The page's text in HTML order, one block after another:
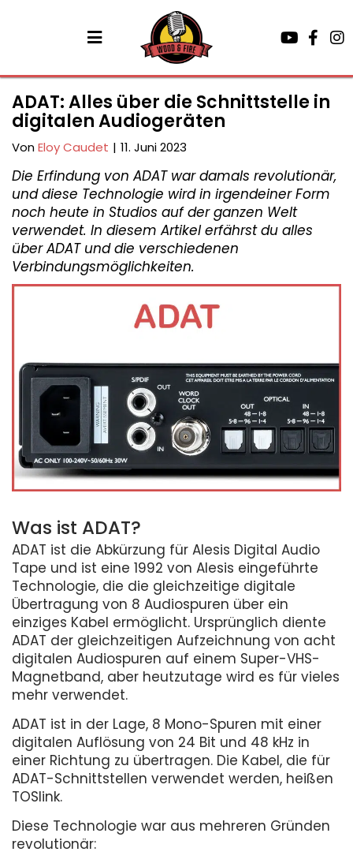
ADAT: Alles über die Schnittstelle in
digitalen Audiogeräten
VonEloy Caudet | 11. Juni 2023
Die Erfindung von ADAT war damals revolutionär,
und diese Technologie wird in irgendeiner Form
noch heute in Studios auf der ganzen Welt
verwendet. In diesem Artikel erfährst du alles
über ADAT und die verschiedenen
Verbindungsmöglichkeiten.
Was ist ADAT?
ADAT ist die Abkürzung für Alesis Digital Audio
Tape und ist eine 1992 von Alesis eingeführte
Technologie, die die gleichzeitige digitale
Übertragung von 8 Audiospuren über ein
einziges Kabel ermöglicht. Ursprünglich diente
ADAT der gleichzeitigen Aufzeichnung von acht
digitalen Audiospuren auf einem Super-VHS-
Magnetband, aber heutzutage wird es für vieles
mehr verwendet.
ADAT ist in der Lage, 8 Mono-Spuren mit einer
digitalen Auflösung von 24 Bit und 48 kHz in
einer Richtung zu übertragen. Die Kabel, die für
ADAT-Schnittstellen verwendet werden, heißen
TOSlink.
Diese Technologie war aus mehreren Gründen
revolutionär: